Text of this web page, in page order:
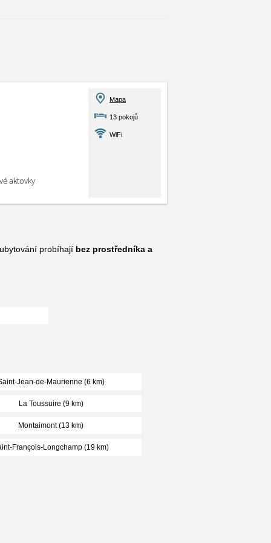
aktovky
Mapa
13 pokojů
WiFi
probíhají bez prostředníka a
Jean-de-Maurienne (6 km)
La Toussuire (9 km)
Montaimont (13 km)
François-Longchamp (19 km)